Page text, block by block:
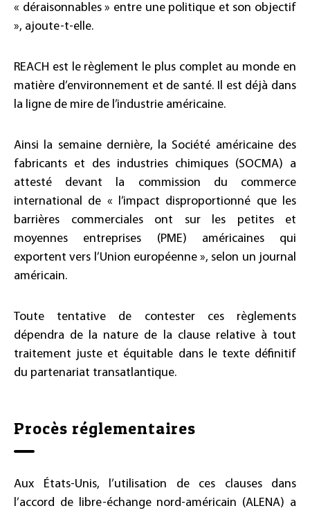
« déraisonnables » entre une politique et son objectif
», ajoute-t-elle.
REACH est le règlement le plus complet au monde en
matière d’environnement et de santé. Il est déjà dans
la ligne de mire de l’industrie américaine.
Ainsi la semaine dernière, la Société américaine des
fabricants et des industries chimiques (SOCMA) a
attesté devant la commission du commerce
international de « l’impact disproportionné que les
barrières commerciales ont sur les petites et
moyennes entreprises (PME) américaines qui
exportent vers l’Union européenne », selon un journal
américain.
Toute tentative de contester ces règlements
dépendra de la nature de la clause relative à tout
traitement juste et équitable dans le texte définitif
du partenariat transatlantique.
Procès réglementaires
Aux États-Unis, l’utilisation de ces clauses dans
l’accord de libre-échange nord-américain (ALENA) a